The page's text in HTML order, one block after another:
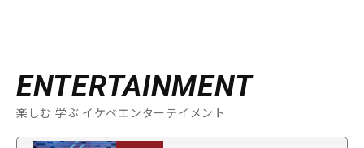
ENTERTAINMENT
楽しむ 学ぶ イケベエンターテイメント